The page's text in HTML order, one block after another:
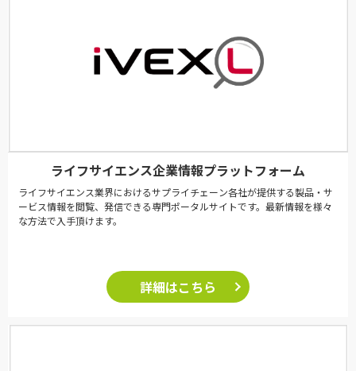
ライフサイエンス企業情報プラットフォーム
ライフサイエンス業界におけるサプライチェーン各社が提供する製品・サ
ービス情報を閲覧、発信できる専門ポータルサイトです。最新情報を様々
な方法で入手頂けます。
詳細はこちら